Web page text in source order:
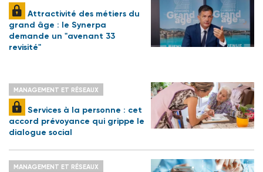
Attractivité des métiers du
grand âge : le Synerpa
demande un "avenant 33
revisité"
MANAGEMENT ET RÉSEAUX
Services à la personne : cet
accord prévoyance qui grippe le
dialogue social
MANAGEMENT ET RÉSEAUX